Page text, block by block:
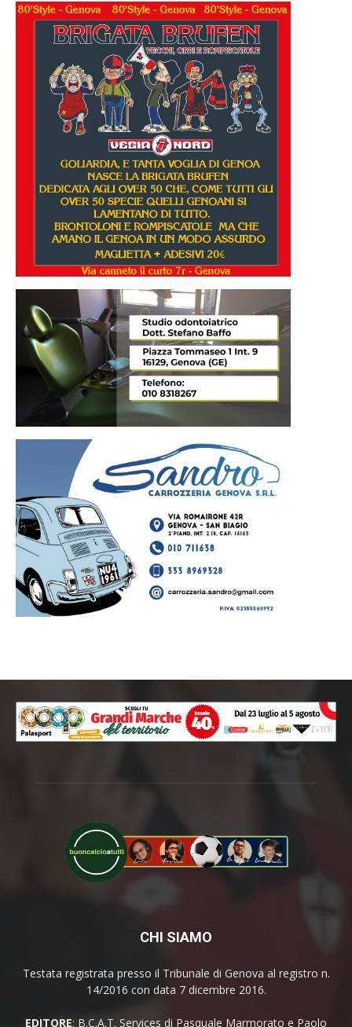
CHI SIAMO
Testata registrata presso il Tribunale di Genova al registro n.
14/2016 con data 7 dicembre 2016.
EDITORE: B.C.A.T. Services di Pasquale Marmorato e Paolo